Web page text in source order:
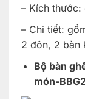
– Kích thước:
– Chi tiết:
2 đôn, 2 bàn
Bộ bàn
món-